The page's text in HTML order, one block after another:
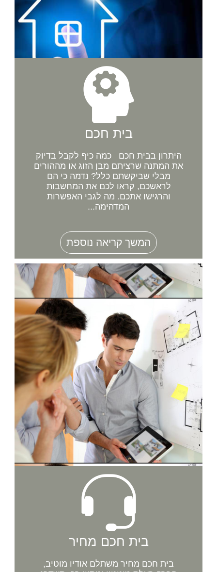
בית חכם
היתרון בבית חכם כמה כיף לקבל בדיוק
את המתנה שרציתם מבן הזוג או מההורים
מבלי שביקשתם כלל? נדמה כי הם
לראשכם, קראו לכם את המחשבות
והרגישו אתכם. מה לגבי האפשרות
המדהימה...
המשך קריאה נוספת
בית חכם מחיר
בית חכם מחיר משתלם אודיו מוטיב,